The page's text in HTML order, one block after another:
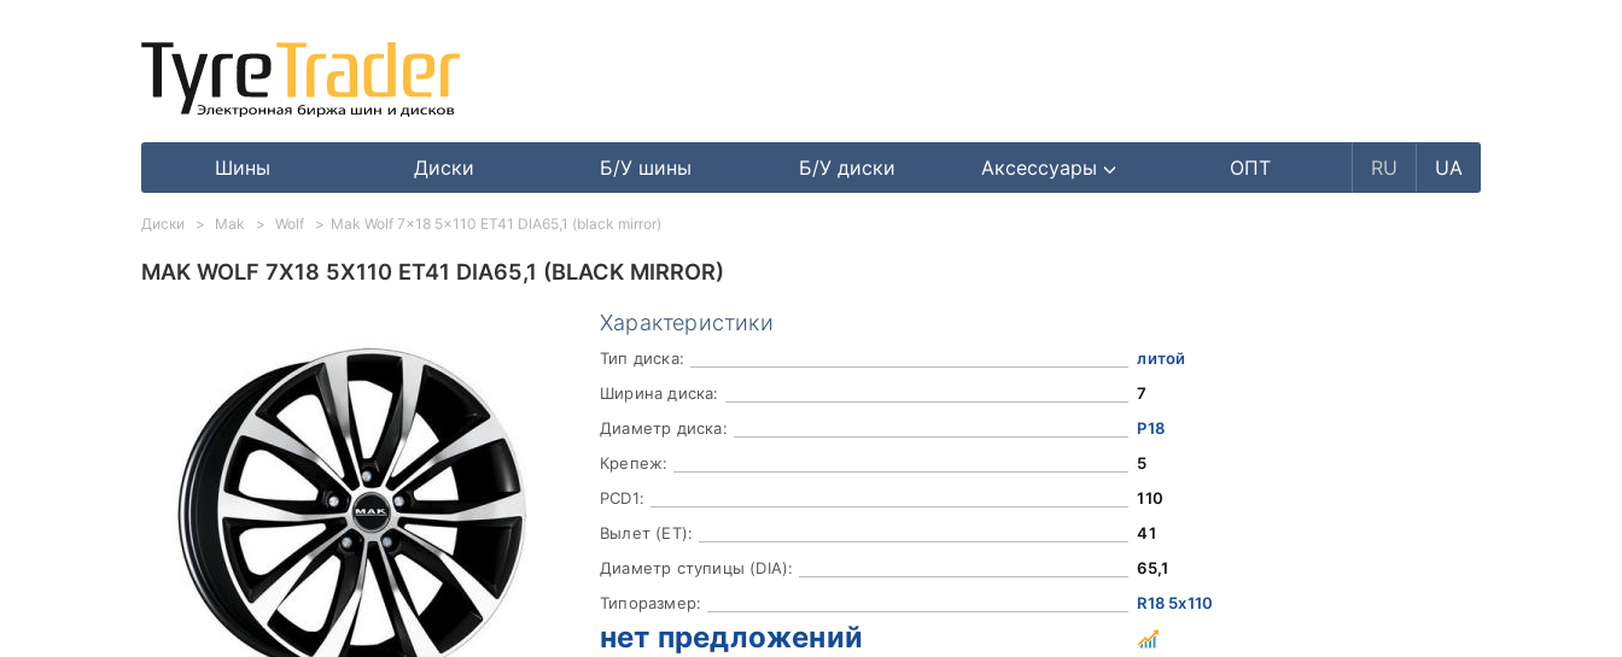
Шины Диски Б/У шины Б/У диски Аксессуары ОПТ RU UA
MAK WOLF 7X18 5X110 ET41 DIA65,1 (BLACK MIRROR)
Характеристики
Тип диска:
литой
Ширина диска:
7
Диаметр диска:
Р18
Крепеж:
5
PCD1:
110
Вылет (ET):
41
Диаметр ступицы (DIA):
65,1
Типоразмер:
R18 5x110
нет предложений
Диски Mak Wolf Mak Wolf 7x18 5x110 ET41 DIA65,1 (black mirror)